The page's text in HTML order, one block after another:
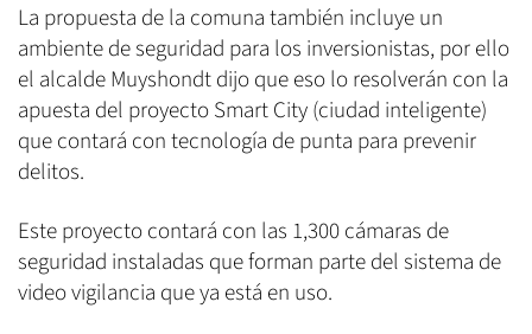
La propuesta de la comuna también incluye un
ambiente de seguridad para los inversionistas, por ello
el alcalde Muyshondt dijo que eso lo resolverán con la
apuesta del proyecto Smart City (ciudad inteligente)
que contará con tecnología de punta para prevenir
delitos.
Este proyecto contará con las 1,300 cámaras de
seguridad instaladas que forman parte del sistema de
video vigilancia que ya está en uso.